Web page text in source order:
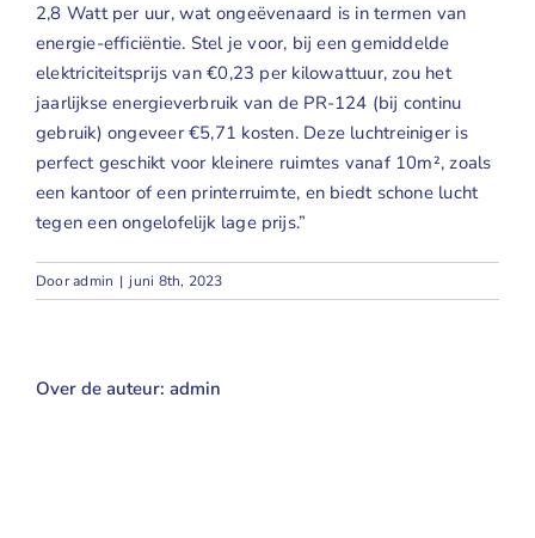
2,8 Watt per uur, wat ongeëvenaard is in termen van
energie-efficiëntie. Stel je voor, bij een gemiddelde
elektriciteitsprijs van €0,23 per kilowattuur, zou het
jaarlijkse energieverbruik van de PR-124 (bij continu
gebruik) ongeveer €5,71 kosten. Deze luchtreiniger is
perfect geschikt voor kleinere ruimtes vanaf 10m², zoals
een kantoor of een printerruimte, en biedt schone lucht
tegen een ongelofelijk lage prijs.”
Dooradmin | juni 8th, 2023
Over de auteur: admin